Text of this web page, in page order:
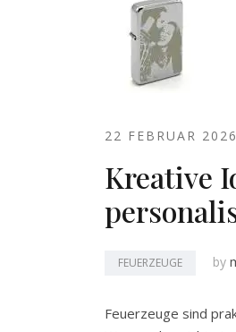
22 FEBRUAR 2026
Kreative
FEUERZEUGE by
Feuerzeuge sind